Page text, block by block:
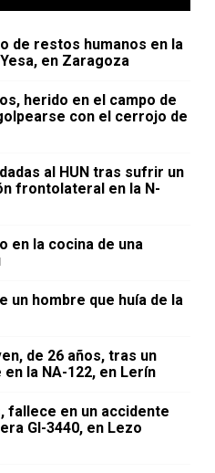
de restos humanos en la
en Zaragoza
herido en el campo de
con el cerrojo de
al HUN tras sufrir un
frontolateral en la N-
en la cocina de una
un hombre que huía de la
de 26 años, tras un
la NA-122, en Lerín
fallece en un accidente
GI-3440, en Lezo